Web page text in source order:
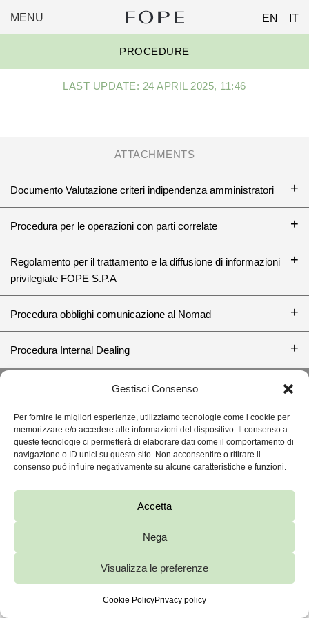
Gestisci Consenso
Per fornire le migliori esperienze, utilizziamo tecnologie come i cookie per
memorizzare e/o accedere alle informazioni del dispositivo. Il consenso a
queste tecnologie ci permetterà di elaborare dati come il comportamento di
navigazione o ID unici su questo sito. Non acconsentire o ritirare il
consenso può influire negativamente su alcune caratteristiche e funzioni.
Accetta
Nega
Visualizza le preferenze
Cookie PolicyPrivacy policy
MENU
FOPE
GROUP
EN IT
PROCEDURE
LAST UPDATE: 24 APRIL 2025, 11:46
ATTACHMENTS
Documento Valutazione criteri indipendenza amministratori
Procedura per le operazioni con parti correlate
Regolamento per il trattamento e la diffusione di informazioni
privilegiate FOPE S.P.A
Procedura obblighi comunicazione al Nomad
Procedura Internal Dealing
BACK TO TOP ↑
FOPE S.P.A.
VIA MARIA TERESA MIONI, 10, 36100VICENZA
EUR REA: 114378
PRIVACY AND COOKIE POLICY